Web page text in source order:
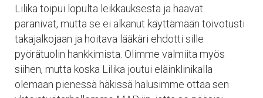
Lilika toipui lopulta leikkauksesta ja haavat
paranivat, mutta se ei alkanut käyttämään toivotusti
takajalkojaan ja hoitava lääkäri ehdotti sille
pyörätuolin hankkimista. Olimme valmiita myös
siihen, mutta koska Lilika joutui eläinklinikalla
olemaan pienessä häkissä halusimme ottaa sen